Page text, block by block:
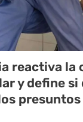
reactiva la
y define si